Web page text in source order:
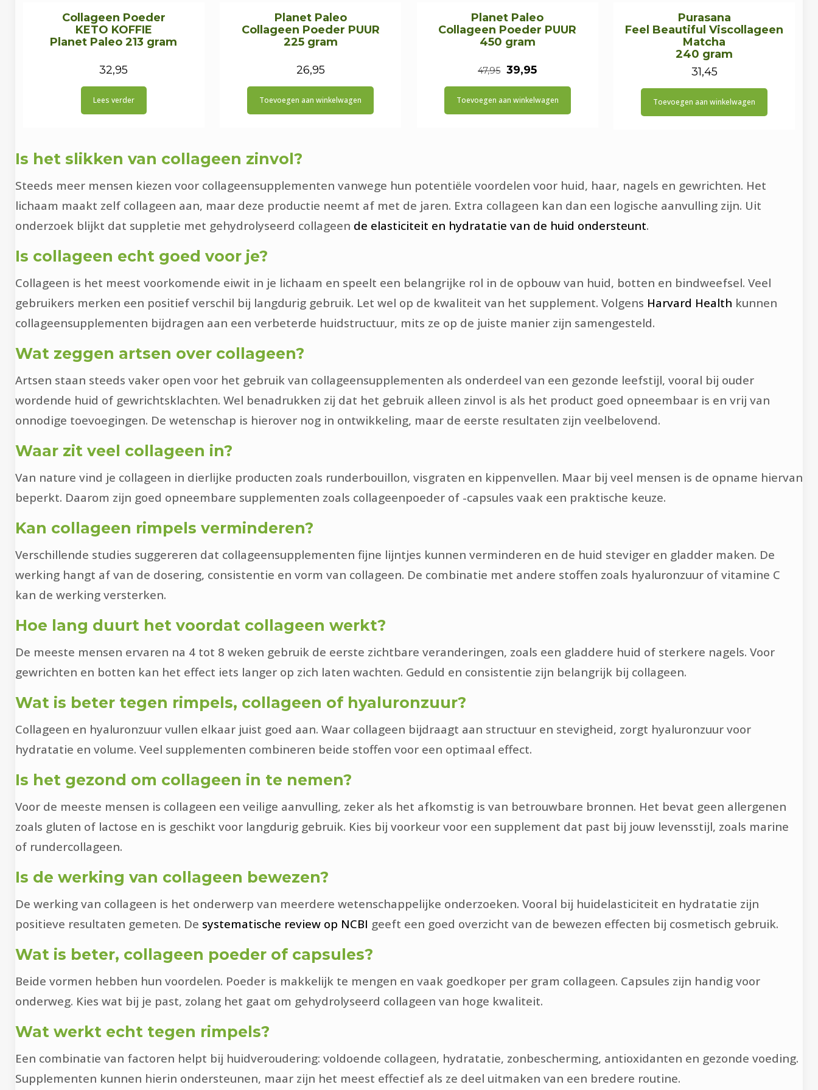
Collageen Poeder
KETO KOFFIE
Planet Paleo 213 gram
32,95
Lees verder
Planet Paleo
Collageen Poeder PUUR
225 gram
26,95
Toevoegen aan winkelwagen
Planet Paleo
Collageen Poeder PUUR
450 gram
47,95 Oorspronkelijke
prijs
39,95Huidige
prijs
is:
Toevoegen aan winkelwagen
Purasana
Feel Beautiful Viscollageen
Matcha
240 gram
31,45
Toevoegen aan winkelwagen
Is het slikken van collageen zinvol?
Steeds meer mensen kiezen voor collageensupplementen vanwege hun potentiële voordelen voor huid, haar, nagels en gewrichten. Het
lichaam maakt zelf collageen aan, maar deze productie neemt af met de jaren. Extra collageen kan dan een logische aanvulling zijn. Uit
onderzoek blijkt dat suppletie met gehydrolyseerd collageen de elasticiteit en hydratatie van de huid ondersteunt.
Is collageen echt goed voor je?
Collageen is het meest voorkomende eiwit in je lichaam en speelt een belangrijke rol in de opbouw van huid, botten en bindweefsel. Veel
gebruikers merken een positief verschil bij langdurig gebruik. Let wel op de kwaliteit van het supplement. Volgens Harvard Health kunnen
collageensupplementen bijdragen aan een verbeterde huidstructuur, mits ze op de juiste manier zijn samengesteld.
Wat zeggen artsen over collageen?
Artsen staan steeds vaker open voor het gebruik van collageensupplementen als onderdeel van een gezonde leefstijl, vooral bij ouder
wordende huid of gewrichtsklachten. Wel benadrukken zij dat het gebruik alleen zinvol is als het product goed opneembaar is en vrij van
onnodige toevoegingen. De wetenschap is hierover nog in ontwikkeling, maar de eerste resultaten zijn veelbelovend.
Waar zit veel collageen in?
Van nature vind je collageen in dierlijke producten zoals runderbouillon, visgraten en kippenvellen. Maar bij veel mensen is de opname hiervan
beperkt. Daarom zijn goed opneembare supplementen zoals collageenpoeder of -capsules vaak een praktische keuze.
Kan collageen rimpels verminderen?
Verschillende studies suggereren dat collageensupplementen fijne lijntjes kunnen verminderen en de huid steviger en gladder maken. De
werking hangt af van de dosering, consistentie en vorm van collageen. De combinatie met andere stoffen zoals hyaluronzuur of vitamine C
kan de werking versterken.
Hoe lang duurt het voordat collageen werkt?
De meeste mensen ervaren na 4 tot 8 weken gebruik de eerste zichtbare veranderingen, zoals een gladdere huid of sterkere nagels. Voor
gewrichten en botten kan het effect iets langer op zich laten wachten. Geduld en consistentie zijn belangrijk bij collageen.
Wat is beter tegen rimpels, collageen of hyaluronzuur?
Collageen en hyaluronzuur vullen elkaar juist goed aan. Waar collageen bijdraagt aan structuur en stevigheid, zorgt hyaluronzuur voor
hydratatie en volume. Veel supplementen combineren beide stoffen voor een optimaal effect.
Is het gezond om collageen in te nemen?
Voor de meeste mensen is collageen een veilige aanvulling, zeker als het afkomstig is van betrouwbare bronnen. Het bevat geen allergenen
zoals gluten of lactose en is geschikt voor langdurig gebruik. Kies bij voorkeur voor een supplement dat past bij jouw levensstijl, zoals marine
of rundercollageen.
Is de werking van collageen bewezen?
De werking van collageen is het onderwerp van meerdere wetenschappelijke onderzoeken. Vooral bij huidelasticiteit en hydratatie zijn
positieve resultaten gemeten. De systematische review op NCBI geeft een goed overzicht van de bewezen effecten bij cosmetisch gebruik.
Wat is beter, collageen poeder of capsules?
Beide vormen hebben hun voordelen. Poeder is makkelijk te mengen en vaak goedkoper per gram collageen. Capsules zijn handig voor
onderweg. Kies wat bij je past, zolang het gaat om gehydrolyseerd collageen van hoge kwaliteit.
Wat werkt echt tegen rimpels?
Een combinatie van factoren helpt bij huidveroudering: voldoende collageen, hydratatie, zonbescherming, antioxidanten en gezonde voeding.
Supplementen kunnen hierin ondersteunen, maar zijn het meest effectief als ze deel uitmaken van een bredere routine.